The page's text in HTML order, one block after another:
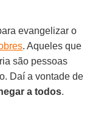
evangelizar o
. Aqueles que
são pessoas
Daí a vontade de
a todos.